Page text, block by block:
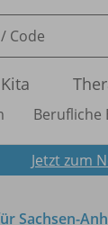
Kita
Berufliche
Jetzt zum
Sachsen-